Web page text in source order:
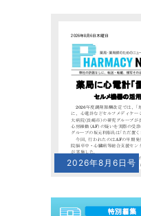
2026年8月6日号